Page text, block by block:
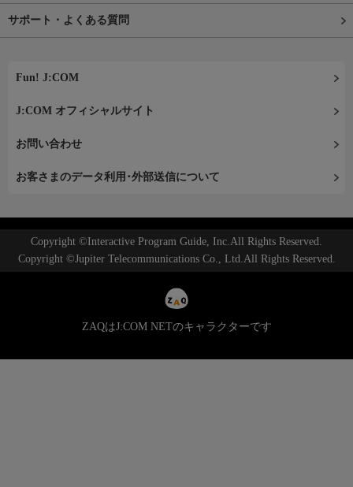
サポート・よくある質問
Fun! J:COM
J:COM オフィシャルサイト
お問い合わせ
お客さまのデータ利用･外部送信について
Copyright ©Interactive Program Guide, Inc.All Rights Reserved.
Copyright ©Jupiter Telecommunications Co., Ltd.All Rights Reserved.
ZAQはJ:COM NETのキャラクターです